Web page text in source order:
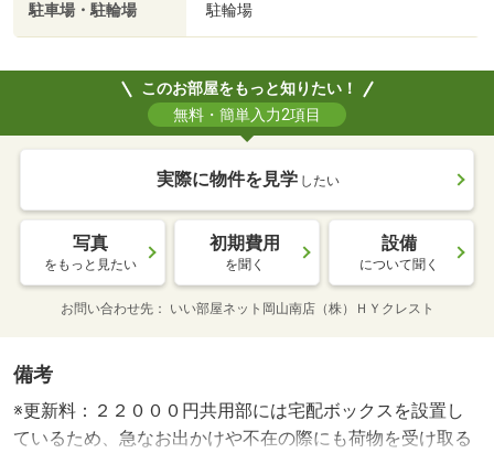
駐車場・駐輪場 駐輪場
このお部屋をもっと知りたい！
無料・簡単入力2項目
実際に物件を見学 したい
写真
をもっと見たい
初期費用
を聞く
設備
について聞く
お問い合わせ先 いい部屋ネット岡山南店（株）ＨＹクレスト
備考
※更新料：２２０００円共用部には宅配ボックスを設置し
ているため、急なお出かけや不在の際にも荷物を受け取る